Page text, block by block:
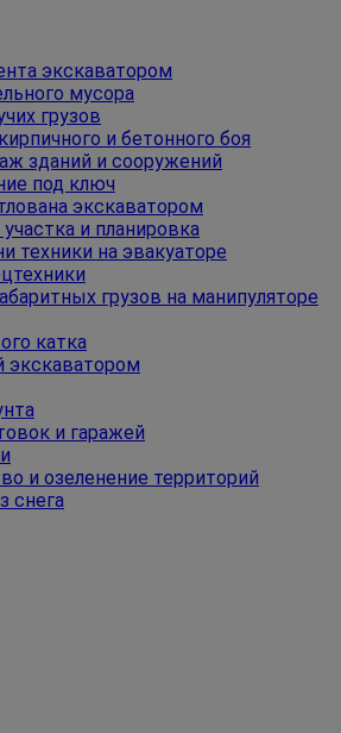
экскаватором
мусора
грузов
и бетонного боя
зданий и сооружений
под ключ
экскаватором
и планировка
техники на эвакуаторе
грузов на манипуляторе
катка
экскаватором
и гаражей
и озеленение территорий
снега